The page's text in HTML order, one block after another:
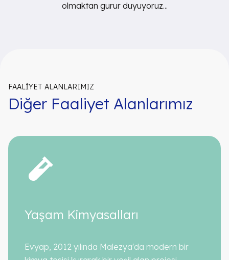
olmaktan gurur duyuyoruz...
FAALIYET ALANLARIMIZ
Diğer Faaliyet Alanlarımız
Yaşam Kimyasalları
Evyap, 2012 yılında Malezya'da modern bir